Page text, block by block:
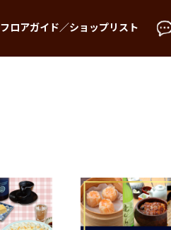
フロアガイド／ショップリスト